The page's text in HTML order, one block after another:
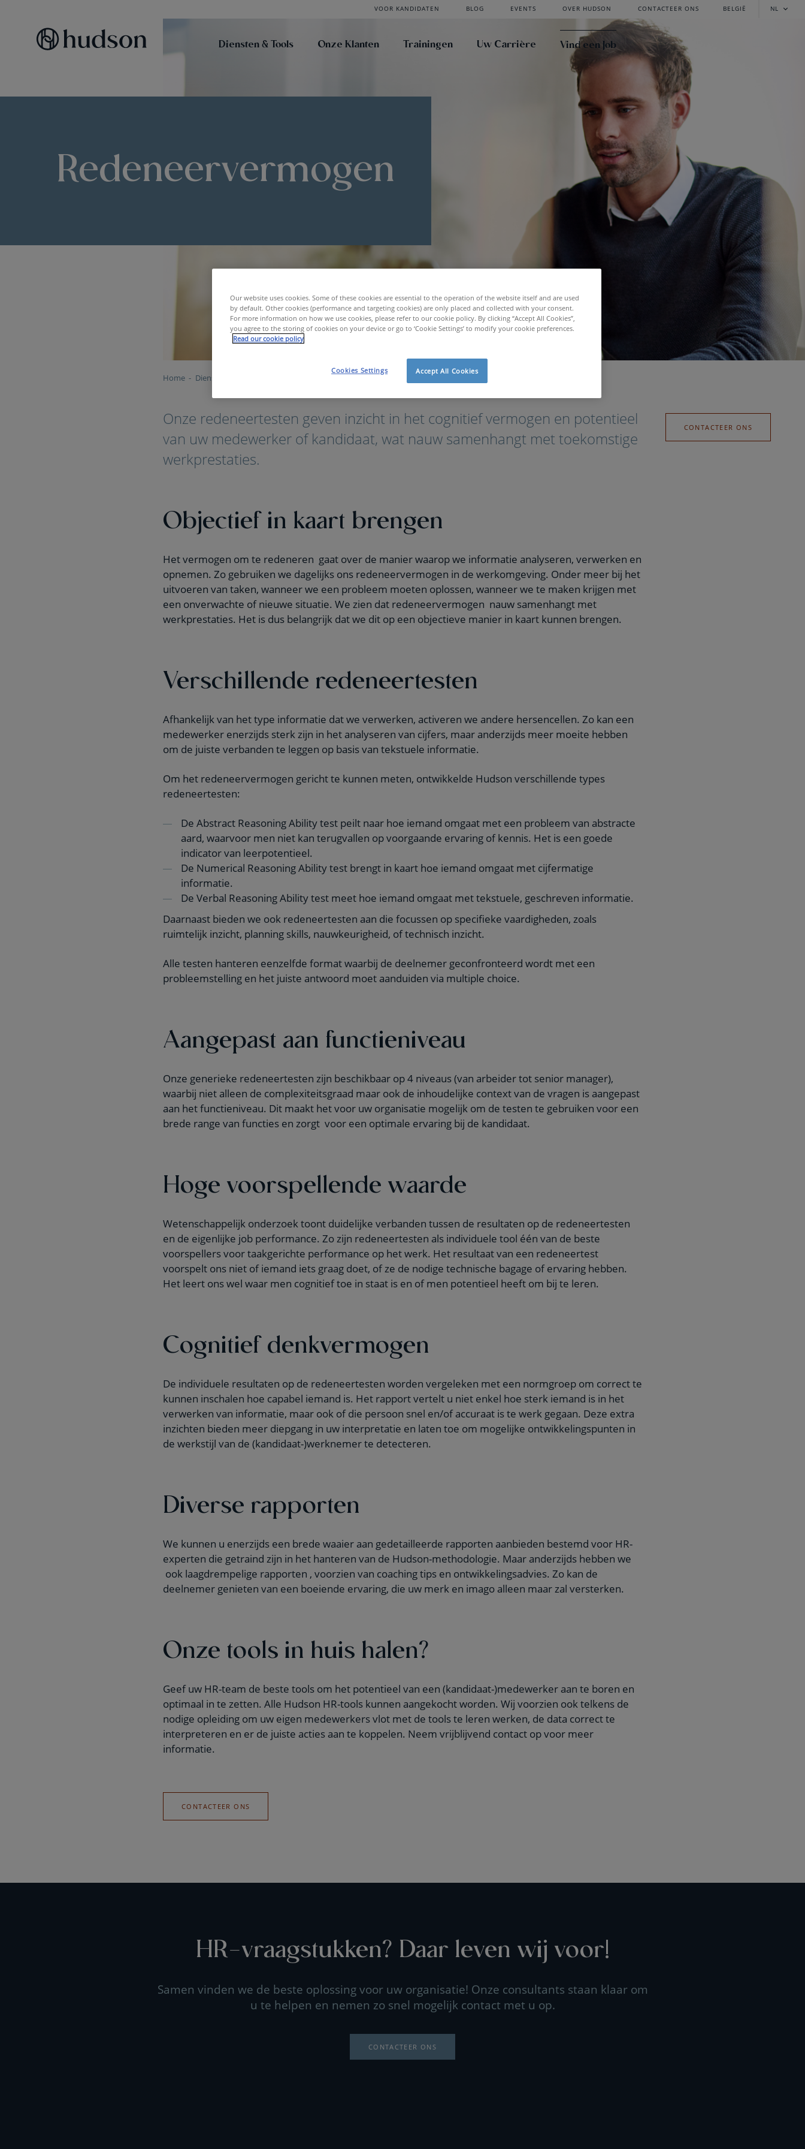
VOOR KANDIDATEN BLOG EVENTS OVER HUDSON CONTACTEER ONS BELGIË NL
Diensten & Tools Onze Klanten Trainingen Uw Carrière Vind een Job
Redeneervermogen
Home Diensten & Tools Assessment Tools Redeneervermogen
Onze redeneertesten geven inzicht in het cognitief vermogen en potentieel
van uw medewerker of kandidaat, wat nauw samenhangt met toekomstige
werkprestaties.
CONTACTEER ONS
Objectief in kaart brengen
Het vermogen om te redeneren gaat over de manier waarop we informatie analyseren, verwerken en
opnemen. Zo gebruiken we dagelijks ons redeneervermogen in de werkomgeving. Onder meer bij het
uitvoeren van taken, wanneer we een probleem moeten oplossen, wanneer we te maken krijgen met
een onverwachte of nieuwe situatie. We zien dat redeneervermogen nauw samenhangt met
werkprestaties. Het is dus belangrijk dat we dit op een objectieve manier in kaart kunnen brengen.
Verschillende redeneertesten
Afhankelijk van het type informatie dat we verwerken, activeren we andere hersencellen. Zo kan een
medewerker enerzijds sterk zijn in het analyseren van cijfers, maar anderzijds meer moeite hebben
om de juiste verbanden te leggen op basis van tekstuele informatie.
Om het redeneervermogen gericht te kunnen meten, ontwikkelde Hudson verschillende types
redeneertesten:
De Abstract Reasoning Ability test peilt naar hoe iemand omgaat met een probleem van abstracte
aard, waarvoor men niet kan terugvallen op voorgaande ervaring of kennis. Het is een goede
indicator van leerpotentieel.
De Numerical Reasoning Ability test brengt in kaart hoe iemand omgaat met cijfermatige
informatie.
De Verbal Reasoning Ability test meet hoe iemand omgaat met tekstuele, geschreven informatie.
Daarnaast bieden we ook redeneertesten aan die focussen op specifieke vaardigheden, zoals
ruimtelijk inzicht, planning skills, nauwkeurigheid, of technisch inzicht.
Alle testen hanteren eenzelfde format waarbij de deelnemer geconfronteerd wordt met een
probleemstelling en het juiste antwoord moet aanduiden via multiple choice.
Aangepast aan functieniveau
Onze generieke redeneertesten zijn beschikbaar op 4 niveaus (van arbeider tot senior manager),
waarbij niet alleen de complexiteitsgraad maar ook de inhoudelijke context van de vragen is aangepast
aan het functieniveau. Dit maakt het voor uw organisatie mogelijk om de testen te gebruiken voor een
brede range van functies en zorgt voor een optimale ervaring bij de kandidaat.
Hoge voorspellende waarde
Wetenschappelijk onderzoek toont duidelijke verbanden tussen de resultaten op de redeneertesten
en de eigenlijke job performance. Zo zijn redeneertesten als individuele tool één van de beste
voorspellers voor taakgerichte performance op het werk. Het resultaat van een redeneertest
voorspelt ons niet of iemand iets graag doet, of ze de nodige technische bagage of ervaring hebben.
Het leert ons wel waar men cognitief toe in staat is en of men potentieel heeft om bij te leren.
Cognitief denkvermogen
De individuele resultaten op de redeneertesten worden vergeleken met een normgroep om correct te
kunnen inschalen hoe capabel iemand is. Het rapport vertelt u niet enkel hoe sterk iemand is in het
verwerken van informatie, maar ook of die persoon snel en/of accuraat is te werk gegaan. Deze extra
inzichten bieden meer diepgang in uw interpretatie en laten toe om mogelijke ontwikkelingspunten in
de werkstijl van de (kandidaat-)werknemer te detecteren.
Diverse rapporten
We kunnen u enerzijds een brede waaier aan gedetailleerde rapporten aanbieden bestemd voor HR-
experten die getraind zijn in het hanteren van de Hudson-methodologie. Maar anderzijds hebben we
ook laagdrempelige rapporten , voorzien van coaching tips en ontwikkelingsadvies. Zo kan de
deelnemer genieten van een boeiende ervaring, die uw merk en imago alleen maar zal versterken.
Onze tools in huis halen?
Geef uw HR-team de beste tools om het potentieel van een (kandidaat-)medewerker aan te boren en
optimaal in te zetten. Alle Hudson HR-tools kunnen aangekocht worden. Wij voorzien ook telkens de
nodige opleiding om uw eigen medewerkers vlot met de tools te leren werken, de data correct te
interpreteren en er de juiste acties aan te koppelen. Neem vrijblijvend contact op voor meer
informatie.
CONTACTEER ONS
HR-vraagstukken? Daar leven wij voor!
Samen vinden we de beste oplossing voor uw organisatie! Onze consultants staan klaar om
u te helpen en nemen zo snel mogelijk contact met u op.
CONTACTEER ONS
Our website uses cookies. Some of these cookies are essential to the operation of the website itself and are used
by default. Other cookies (performance and targeting cookies) are only placed and collected with your consent.
For more information on how we use cookies, please refer to our cookie policy. By clicking “Accept All Cookies”,
you agree to the storing of cookies on your device or go to ‘Cookie Settings’ to modify your cookie preferences.
Read our cookie policy
Accept All Cookies
Cookies Settings